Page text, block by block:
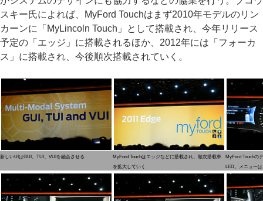
スキー氏によれば、MyFord Touchはまず2010年モデルのリン
カーンに「MyLincoln Touch」として搭載され、今年リリース
予定の「エッジ」に搭載されるほか、2012年には「フォーカ
ス」に搭載され、今後順次搭載されていく。
新しいUIはGUI、TUI、VUIを融合させる
MyFord Touchはエッジなどに搭載され、順次搭載車
を拡大していく
MyFord Touchの
LED。メニュー